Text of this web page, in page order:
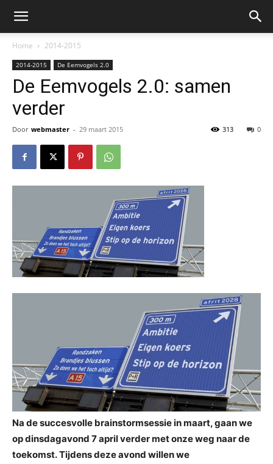
Home 2014-2015
2014-2015 De Eemvogels 2.0
De Eemvogels 2.0: samen
verder
Door webmaster - 29 maart 2015 0
313
Na de succesvolle brainstormsessie in maart, gaan we
op dinsdagavond 7 april verder met onze weg naar de
toekomst. Tijdens deze avond willen we